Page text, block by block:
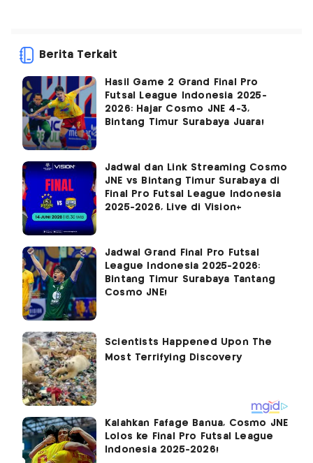
Berita Terkait
Hasil Game 2 Grand Final Pro
Futsal League Indonesia 2025-
2026: Hajar Cosmo JNE 4-3,
Bintang Timur Surabaya Juara!
Jadwal dan Link Streaming Cosmo
JNE vs Bintang Timur Surabaya di
Final Pro Futsal League Indonesia
2025-2026, Live di Vision+
Jadwal Grand Final Pro Futsal
League Indonesia 2025-2026:
Bintang Timur Surabaya Tantang
Cosmo JNE!
Kalahkan Fafage Banua, Cosmo JNE
Lolos ke Final Pro Futsal League
Indonesia 2025-2026!